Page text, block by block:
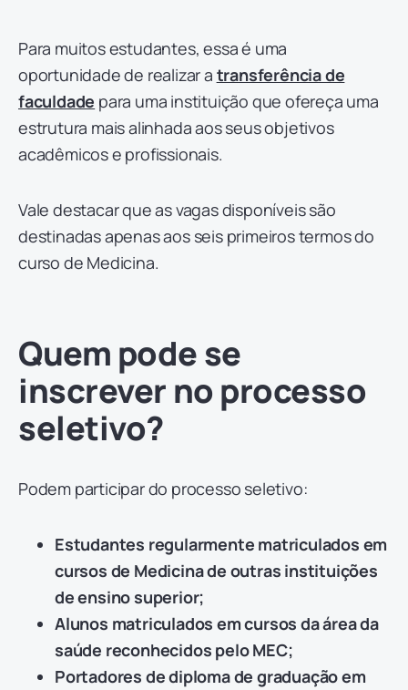
Para muitos estudantes, essa é uma
oportunidade de realizar a transferência de
faculdade para uma instituição que ofereça uma
estrutura mais alinhada aos seus objetivos
acadêmicos e profissionais.
Vale destacar que as vagas disponíveis são
destinadas apenas aos seis primeiros termos do
curso de Medicina.
Quem pode se
inscrever no processo
seletivo?
Podem participar do processo seletivo:
Estudantes regularmente matriculados em
cursos de Medicina de outras instituições
de ensino superior;
Alunos matriculados em cursos da área da
saúde reconhecidos pelo MEC;
Portadores de diploma de graduação em